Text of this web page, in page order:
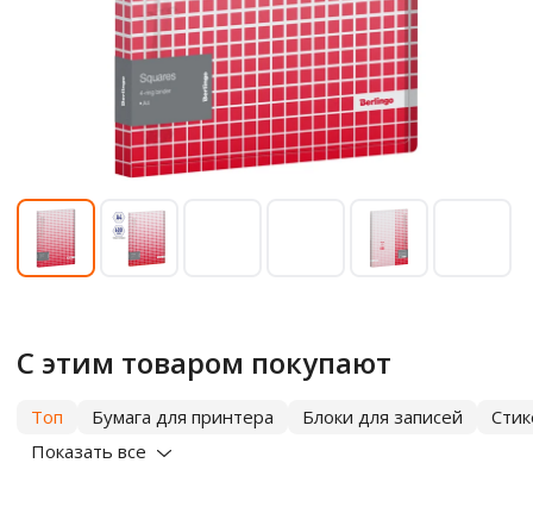
С этим товаром покупают
Топ Бумага для принтера Блоки для записей
Показать все